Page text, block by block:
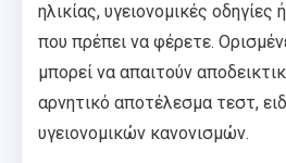
ηλικίας, υγειονομικές οδηγίες
που πρέπει να φέρετε.
μπορεί να απαιτούν
αρνητικό αποτέλεσμα τεστ,
υγειονομικών κανονισμών.